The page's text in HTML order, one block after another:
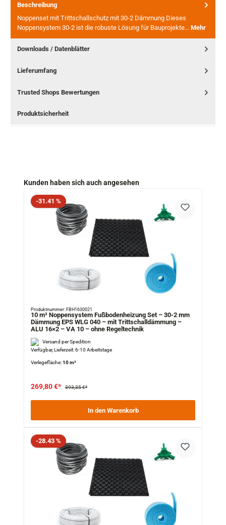
Beschreibung
Noppenset mit Trittschallschutz mit 30-2 Dämmung Dieses
Noppensystem 30-2 ist die robuste Lösung für Bauprojekte… Mehr
Downloads / Datenblätter
Lieferumfang
Trusted Shops Bewertungen
Produktsicherheit
Produktgalerie überspringen
Kunden haben sich auch angesehen
Rabatt
-31.41 %
Produktnummer: FBH1630021
10 m² Noppensystem Fußbodenheizung Set – 30-2 mm
Dämmung EPS WLG 040 – mit Trittschalldämmung –
ALU 16×2 – VA 10 – ohne Regeltechnik
Versand per Spedition
Verfügbar, Lieferzeit: 6-10 Arbeitstage
Verlegefläche:10 m²
269,80 €* 393,35 €*
In den Warenkorb
Rabatt
-28.43 %